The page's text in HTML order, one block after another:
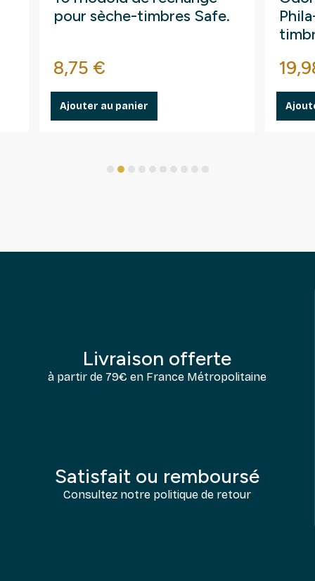
pour sèche-timbres Safe.
Prix
8,75 €
Ajouter au panier
Prix
Livraison offerte
à partir de 79€ en France Métropolitaine
Satisfait ou remboursé
Consultez notre politique de retour